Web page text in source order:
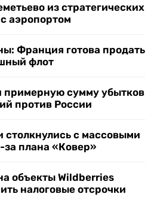
из стратегических
аэропортом
Франция готова продать
флот
сумму убытков
против России
с массовыми
плана «Ковер»
объекты Wildberries
налоговые отсрочки